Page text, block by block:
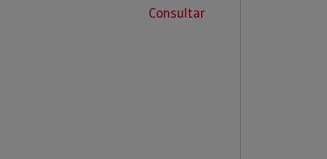
Consultar